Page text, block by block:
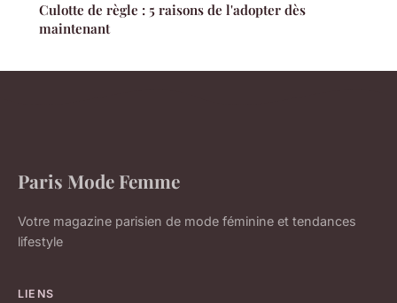
Culotte de règle : 5 raisons de l'adopter dès
maintenant
Paris Mode Femme
Votre magazine parisien de mode féminine et tendances
lifestyle
LIENS